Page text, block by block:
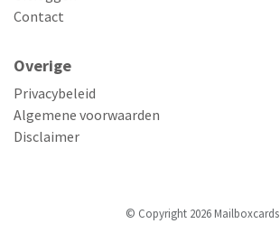
Contact
Overige
Privacybeleid
Algemene voorwaarden
Disclaimer
© Copyright 2026 Mailboxcards